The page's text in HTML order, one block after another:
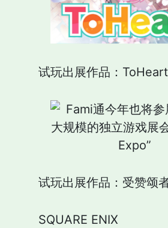
试玩出展作品：ToHeart
试玩出展作品：受赞颂
SQUARE ENIX